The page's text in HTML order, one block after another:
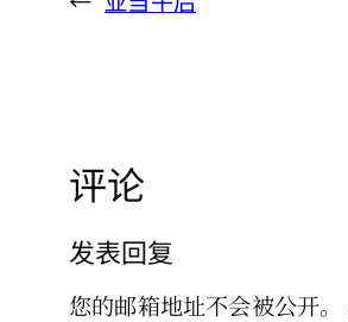
评论
发表回复
您的邮箱地址不会被公开。